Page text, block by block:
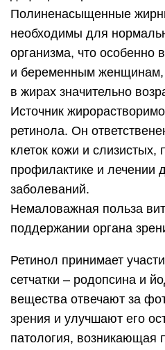
Полиненасыщенные
необходимы для
организма, что особенно
и беременным женщинам,
в жирах значительно
Источник
ретинола. Он
клеток кожи и слизистых,
профилактике и лечении
заболеваний.
Немаловажная польза
поддержании органа
Ретинол принимает
сетчатки – родопсина и
вещества отвечают за
зрения и улучшают его
патология, возникающая